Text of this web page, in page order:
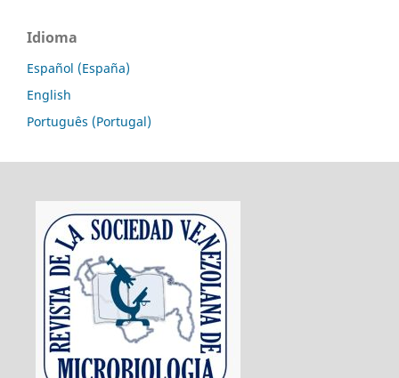
Idioma
Español (España)
English
Português (Portugal)